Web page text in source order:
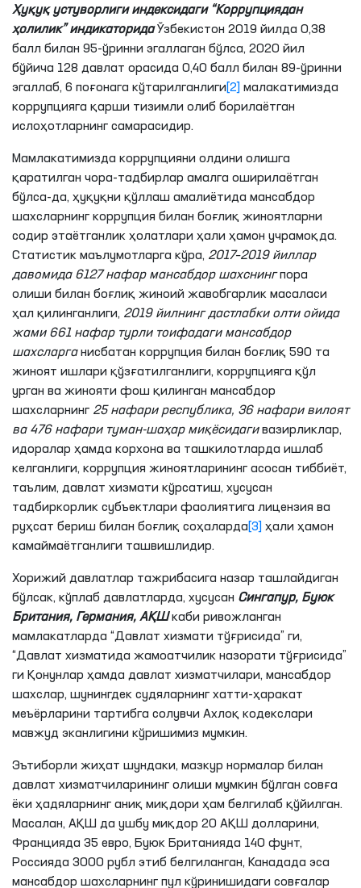
Ҳуқуқ устуворлиги индексидаги “Коррупциядан
ҳолилик” индикаторидаЎзбекистон 2019 йилда 0,38
балл билан 95-ўринни эгаллаган бўлса, 2020 йил
бўйича 128 давлат орасида 0,40 балл билан 89-ўринни
эгаллаб, 6 поғонага кўтарилганлиги [2] малакатимизда
коррупцияга қарши тизимли олиб борилаётган
ислоҳотларнинг самарасидир.
Мамлакатимизда коррупцияни олдини олишга
қаратилган чора-тадбирлар амалга оширилаётган
бўлса-да, ҳуқуқни қўллаш амалиётида мансабдор
шахсларнинг коррупция билан боғлиқ жиноятларни
содир этаётганлик ҳолатлари ҳали ҳамон учрамоқда.
Статистик маълумотларга кўра, 2017–2019 йиллар
давомида 6127 нафар мансабдор шахснингпора
олиши билан боғлиқ жиноий жавобгарлик масаласи
ҳал қилинганлиги, 2019 йилнинг дастлабки олти ойида
жами 661 нафар турли тоифадаги мансабдор
шахсларганисбатан коррупция билан боғлиқ 590 та
жиноят ишлари қўзғатилганлиги, коррупцияга қўл
урган ва жинояти фош қилинган мансабдор
шахсларнинг 25 нафари республика, 36 нафари вилоят
ва 476 нафари туман-шаҳар миқёсидагивазирликлар,
идоралар ҳамда корхона ва ташкилотларда ишлаб
келганлиги, коррупция жиноятларининг асосан тиббиёт,
таълим, давлат хизмати кўрсатиш, хусусан
тадбиркорлик субъектлари фаолиятига лицензия ва
руҳсат бериш билан боғлиқ соҳаларда [3] ҳали ҳамон
камаймаётганлиги ташвишлидир.
Хорижий давлатлар тажрибасига назар ташлайдиган
бўлсак, кўплаб давлатларда, хусусан Сингапур, Буюк
Британия, Германия, АҚШкаби ривожланган
мамлакатларда “Давлат хизмати тўғрисида” ги,
“Давлат хизматида жамоатчилик назорати тўғрисида”
ги Қонунлар ҳамда давлат хизматчилари, мансабдор
шахслар, шунингдек судяларнинг хатти-ҳаракат
меъёрларини тартибга солувчи Ахлоқ кодекслари
мавжуд эканлигини кўришимиз мумкин.
Эътиборли жиҳат шундаки, мазкур нормалар билан
давлат хизматчиларининг олиши мумкин бўлган совға
ёки ҳадяларнинг аниқ миқдори ҳам белгилаб қўйилган.
Масалан, АҚШ да ушбу миқдор 20 АҚШ долларини,
Францияда 35 евро, Буюк Британияда 140 фунт,
Россияда 3000 рубл этиб белгиланган, Канадада эса
мансабдор шахсларнинг пул кўринишидаги совғалар